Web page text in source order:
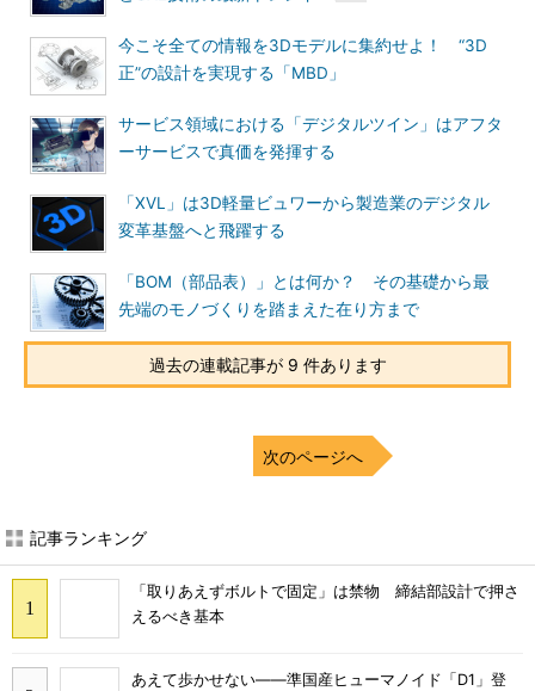
今こそ全ての情報を3Dモデルに集約せよ！ “3D
正”の設計を実現する「MBD」
サービス領域における「デジタルツイン」はアフタ
ーサービスで真価を発揮する
「XVL」は3D軽量ビュワーから製造業のデジタル
変革基盤へと飛躍する
「BOM（部品表）」とは何か？ その基礎から最
先端のモノづくりを踏まえた在り方まで
過去の連載記事が 9 件あります
次のページへ
記事ランキング
「取りあえずボルトで固定」は禁物 締結部設計で押さ
えるべき基本
あえて歩かせない――準国産ヒューマノイド「D1」登